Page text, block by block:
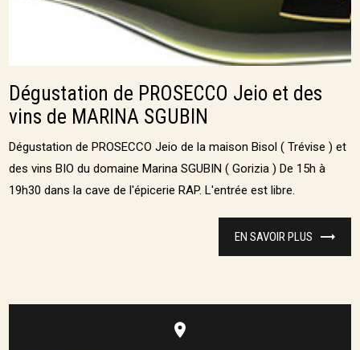
Dégustation de PROSECCO Jeio et des
vins de MARINA SGUBIN
Dégustation de PROSECCO Jeio de la maison Bisol ( Trévise ) et
des vins BIO du domaine Marina SGUBIN ( Gorizia ) De 15h à
19h30 dans la cave de l'épicerie RAP. L'entrée est libre.
EN SAVOIR PLUS
place